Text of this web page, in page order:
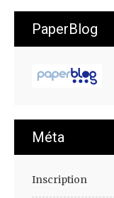
PaperBlog
Méta
Inscription